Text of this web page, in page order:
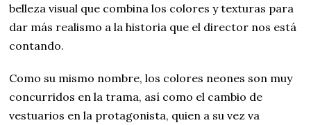
belleza visual que combina los colores y texturas para
dar más realismo a la historia que el director nos está
contando.
Como su mismo nombre, los colores neones son muy
concurridos en la trama, así como el cambio de
vestuarios en la protagonista, quien a su vez va